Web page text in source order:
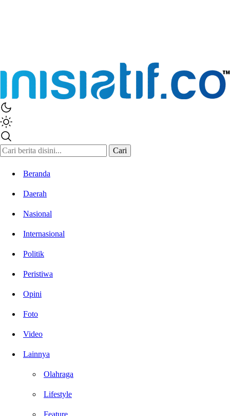
Inisiatif.co
Stay Connected Stay Informed
Cari
Beranda
Daerah
Nasional
Internasional
Politik
Peristiwa
Opini
Foto
Video
Lainnya
Olahraga
Lifestyle
Feature